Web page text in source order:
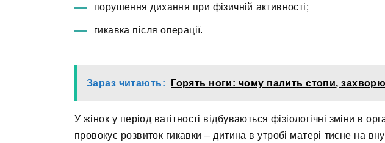
порушення дихання при фізичній активності;
гикавка після операції.
Зараз читають: Горять ноги: чому палить стопи,
У жінок у період вагітності відбуваються фізіологічні зміни в
провокує розвиток гикавки – дитина в утробі матері тисне на